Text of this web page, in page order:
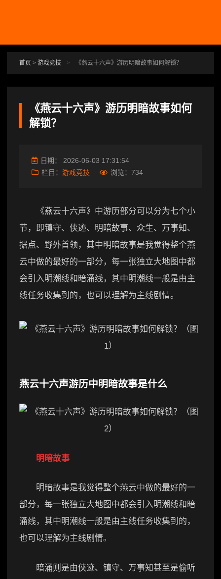
首页 > 游戏竞技 > 《燕云十六声》游历明暗故事如何解锁？
《燕云十六声》游历明暗故事如何
解锁？
日期： 2026-06-03 17:31:54
栏目： 游戏竞技 浏览： 734
《燕云十六声》中游历部分可以分为七个小
节，即镇守、侠迹、明暗故事、众生、万事知、
据点、野外首领，其中明暗故事是我觉得整个燕
云中做的最好的一部分，每一张独立大地图中都
会引入明潮线和暗涌线，其中明潮线一般是由主
线任务收集到的，也可以理解为主线剧情。
燕云十六声游历中明暗故事是什么
明暗故事
明暗故事是我觉得整个燕云中做的最好的一
部分，每一张独立大地图中都会引入明潮线和暗
涌线，其中明潮线一般是由主线任务收集到的，
也可以理解为主线剧情。
暗涌则是由侠迹、镇守、万事知甚至是偷听